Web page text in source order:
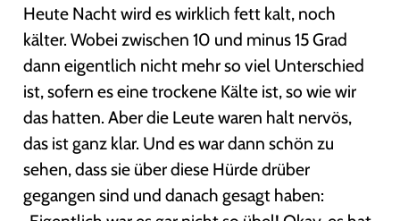
Heute Nacht wird es wirklich fett kalt, noch
kälter. Wobei zwischen 10 und minus 15 Grad
dann eigentlich nicht mehr so viel Unterschied
ist, sofern es eine trockene Kälte ist, so wie wir
das hatten. Aber die Leute waren halt nervös,
das ist ganz klar. Und es war dann schön zu
sehen, dass sie über diese Hürde drüber
gegangen sind und danach gesagt haben: